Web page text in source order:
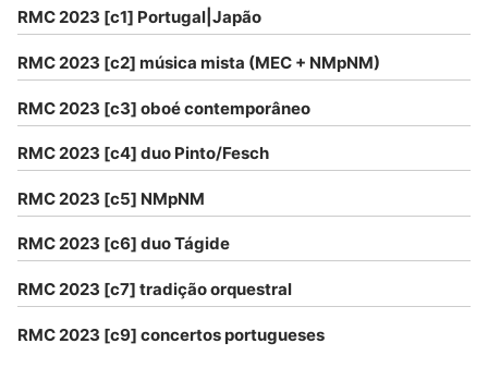
RMC 2023 [c1] Portugal|Japão
RMC 2023 [c2] música mista (MEC + NMpNM)
RMC 2023 [c3] oboé contemporâneo
RMC 2023 [c4] duo Pinto/Fesch
RMC 2023 [c5] NMpNM
RMC 2023 [c6] duo Tágide
RMC 2023 [c7] tradição orquestral
RMC 2023 [c9] concertos portugueses